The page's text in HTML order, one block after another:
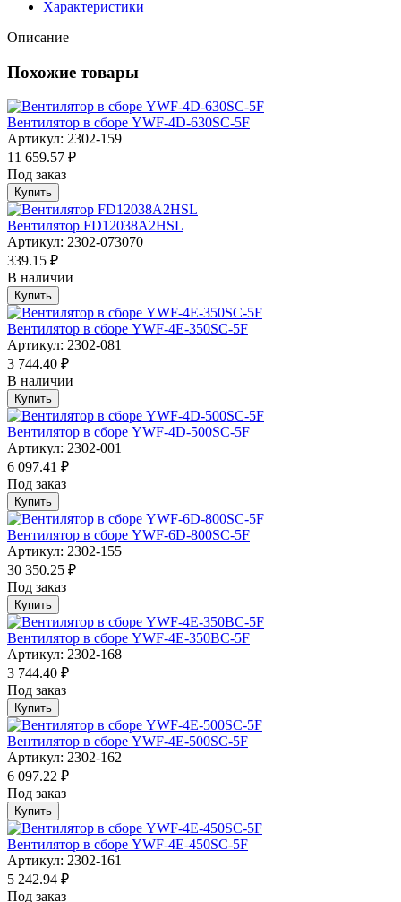
Характеристики
Описание
Похожие товары
Вентилятор в сборе YWF-4D-630SC-5F
Артикул: 2302-159
11 659.57 ₽
Под заказ
Купить
Вентилятор FD12038A2HSL
Артикул: 2302-073070
339.15 ₽
В наличии
Купить
Вентилятор в сборе YWF-4E-350SC-5F
Артикул: 2302-081
3 744.40 ₽
В наличии
Купить
Вентилятор в сборе YWF-4D-500SC-5F
Артикул: 2302-001
6 097.41 ₽
Под заказ
Купить
Вентилятор в сборе YWF-6D-800SC-5F
Артикул: 2302-155
30 350.25 ₽
Под заказ
Купить
Вентилятор в сборе YWF-4E-350BC-5F
Артикул: 2302-168
3 744.40 ₽
Под заказ
Купить
Вентилятор в сборе YWF-4E-500SC-5F
Артикул: 2302-162
6 097.22 ₽
Под заказ
Купить
Вентилятор в сборе YWF-4E-450SC-5F
Артикул: 2302-161
5 242.94 ₽
Под заказ